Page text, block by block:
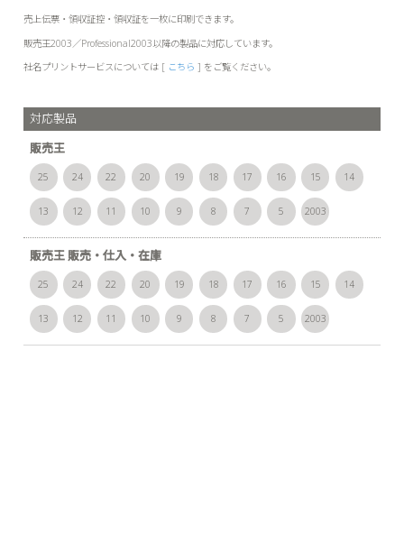
売上伝票・領収証控・領収証を一枚に印刷できます。
販売王2003／Professional2003以降の製品に対応しています。
社名プリントサービスについては [ こちら ] をご覧ください。
対応製品
販売王
25 24 22 20 19 18 17 16 15 14
13 12 11 10 9 8 7 5 2003
販売王 販売・仕入・在庫
25 24 22 20 19 18 17 16 15 14
13 12 11 10 9 8 7 5 2003